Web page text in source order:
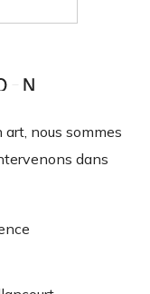
nous sommes
dans